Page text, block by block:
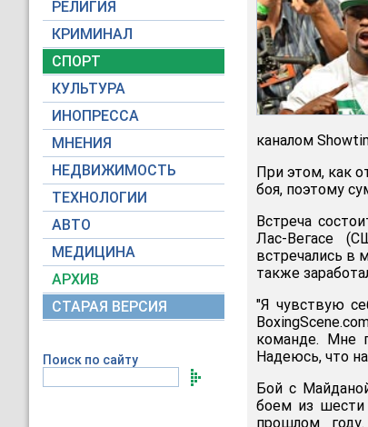
РЕЛИГИЯ
КРИМИНАЛ
СПОРТ
КУЛЬТУРА
ИНОПРЕССА
МНЕНИЯ
НЕДВИЖИМОСТЬ
ТЕХНОЛОГИИ
АВТО
МЕДИЦИНА
АРХИВ
СТАРАЯ ВЕРСИЯ
Поиск по сайту
каналом
При этом, как
боя, поэтому
Встреча
Лас-Вегасе
встречались в
также
"Я чувствую
команде. Мне
Надеюсь, что
Бой с
боем из шести
прошлом